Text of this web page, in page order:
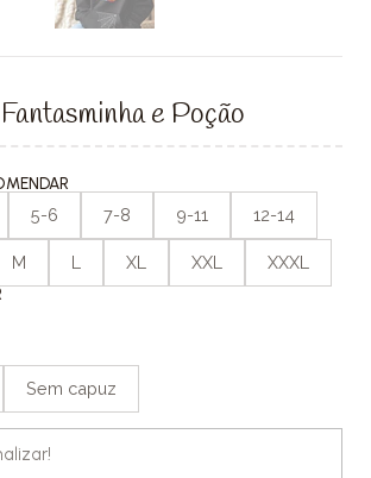
e Poção
5-6 7-8 9-11 12-14
M L XL XXL XXXL
Sem capuz